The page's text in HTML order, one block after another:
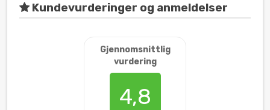
Kundevurderinger og anmeldelser
Gjennomsnittlig
vurdering
4,8